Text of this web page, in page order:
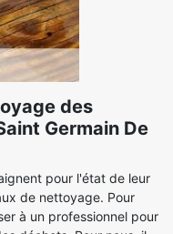
des
Germain De
pour l'état de leur
de nettoyage. Pour
à un professionnel pour